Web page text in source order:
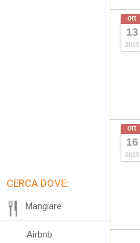
ott
13
2025
ott
16
2025
CERCA DOVE:
Mangiare
Airbnb